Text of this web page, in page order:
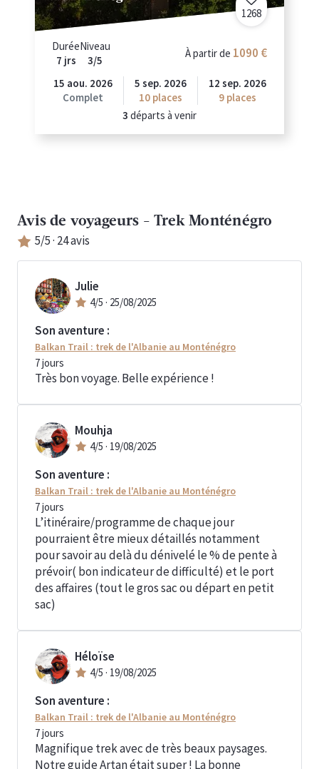
1268
Durée
7 jrs
Niveau
3/5
À partir de 1090 €
15 aou. 2026
Complet
5 sep. 2026
10places
12 sep. 2026
9places
3 départs à venir
Avis de voyageurs -Trek Monténégro
5/5 · 24avis
Julie
4/5 · 25/08/2025
Son aventure :
Balkan Trail : trek de l'Albanie au Monténégro
7jours
Très bon voyage. Belle expérience !
Mouhja
4/5 · 19/08/2025
Son aventure :
Balkan Trail : trek de l'Albanie au Monténégro
7jours
L’itinéraire/programme de chaque jour
pourraient être mieux détaillés notamment
pour savoir au delà du dénivelé le % de pente à
prévoir( bon indicateur de difficulté) et le port
des affaires (tout le gros sac ou départ en petit
sac)
Héloïse
4/5 · 19/08/2025
Son aventure :
Balkan Trail : trek de l'Albanie au Monténégro
7jours
Magnifique trek avec de très beaux paysages.
Notre guide Artan était super ! La bonne